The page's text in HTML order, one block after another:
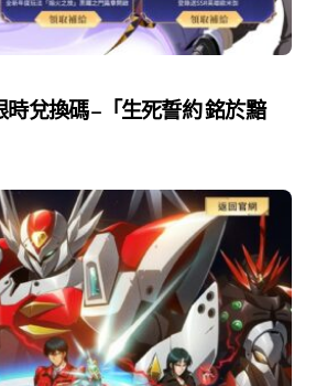
時兌換碼 –「生死誓約 銘於黯